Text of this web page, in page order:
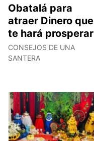
Obatalá para
atraer Dinero que
te hará prosperar
CONSEJOS DE UNA
SANTERA